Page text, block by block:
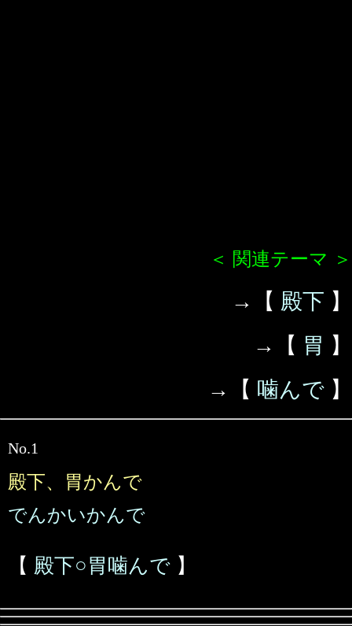
＜ 関連テーマ ＞
→【 殿下 】
→【 胃 】
→【 噛んで 】
No.1
殿下、胃かんで
でんかいかんで
【 殿下○胃噛んで 】